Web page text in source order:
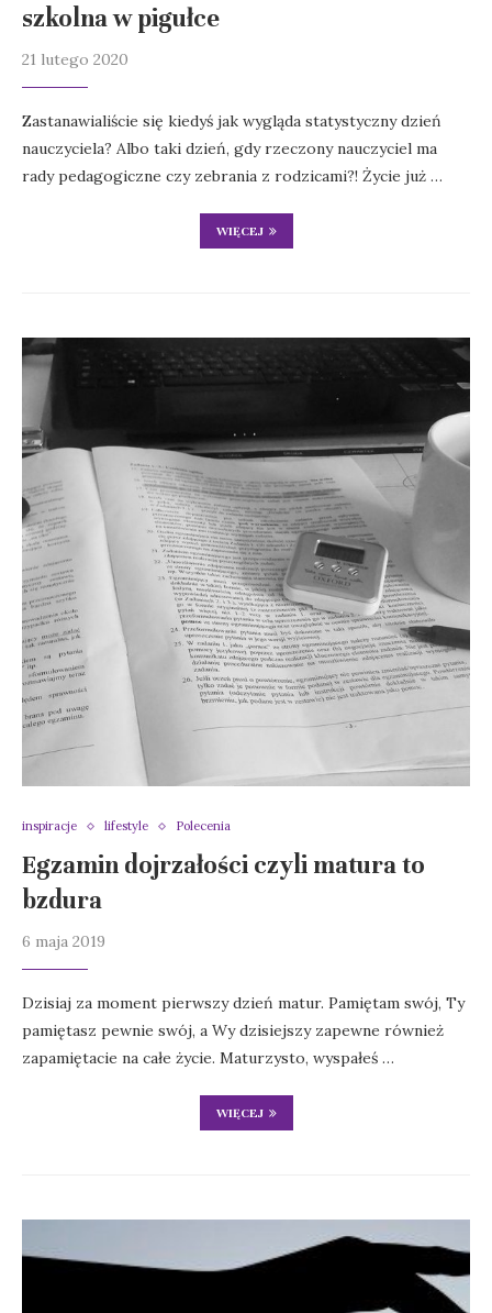
szkolna w pigułce
21 lutego 2020
Zastanawialiście się kiedyś jak wygląda statystyczny dzień
nauczyciela? Albo taki dzień, gdy rzeczony nauczyciel ma
rady pedagogiczne czy zebrania z rodzicami?! Życie już …
WIĘCEJ
inspiracje lifestyle Polecenia
Egzamin dojrzałości czyli matura to
bzdura
6 maja 2019
Dzisiaj za moment pierwszy dzień matur. Pamiętam swój, Ty
pamiętasz pewnie swój, a Wy dzisiejszy zapewne również
zapamiętacie na całe życie. Maturzysto, wyspałeś …
WIĘCEJ